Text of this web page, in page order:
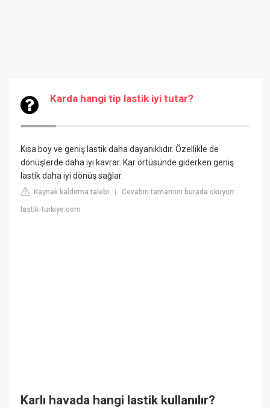
Karda hangi tip lastik iyi tutar?
Kısa boy ve geniş lastik daha dayanıklıdır. Özellikle de
dönüşlerde daha iyi kavrar. Kar örtüsünde giderken geniş
lastik daha iyi dönüş sağlar.
Kaynak kaldırma talebi |Cevabın tamamını burada okuyun:
lastik-turkiye.com
Karlı havada hangi lastik kullanılır?